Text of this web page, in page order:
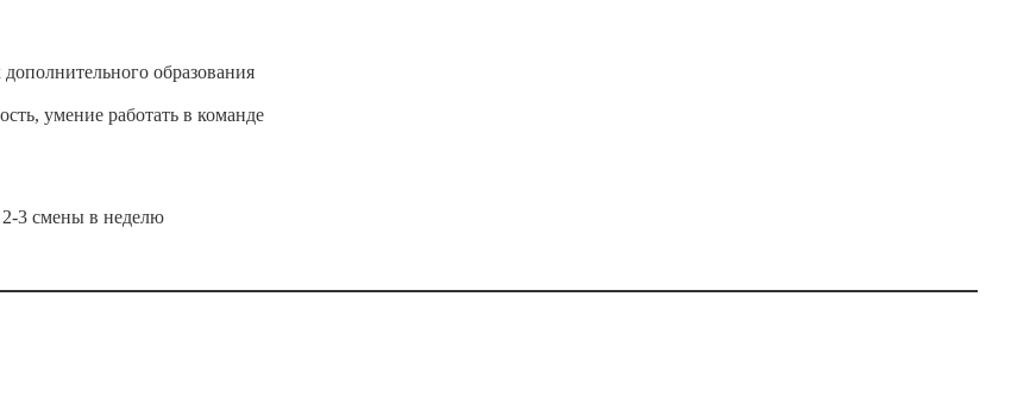
образования
умение работать в команде
3 смены в неделю